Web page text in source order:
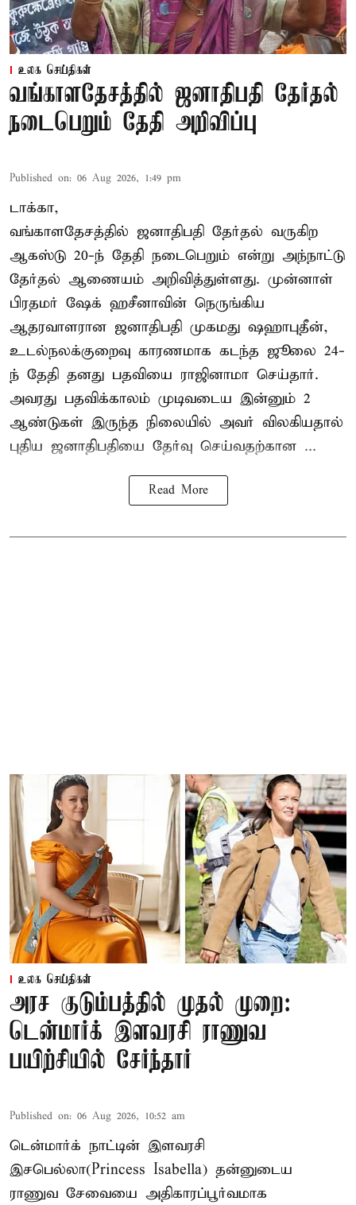
உலக செய்திகள்
வங்காளதேசத்தில் ஜனாதிபதி தேர்தல்
நடைபெறும் தேதி அறிவிப்பு
Published on: 06 Aug 2026, 1:49 pm
டாக்கா,
வங்காளதேசத்தில் ஜனாதிபதி தேர்தல் வருகிற
ஆகஸ்டு 20-ந் தேதி நடைபெறும் என்று அந்நாட்டு
தேர்தல் ஆணையம் அறிவித்துள்ளது. முன்னாள்
பிரதமர் ஷேக் ஹசீனாவின் நெருங்கிய
ஆதரவாளரான ஜனாதிபதி முகமது ஷஹாபுதீன்,
உடல்நலக்குறைவு காரணமாக கடந்த ஜூலை 24-
ந் தேதி தனது பதவியை ராஜினாமா செய்தார்.
அவரது பதவிக்காலம் முடிவடைய இன்னும் 2
ஆண்டுகள் இருந்த நிலையில் அவர் விலகியதால்
புதிய ஜனாதிபதியை தேர்வு செய்வதற்கான ...
Read More
உலக செய்திகள்
அரச குடும்பத்தில் முதல் முறை:
டென்மார்க் இளவரசி ராணுவ
பயிற்சியில் சேர்ந்தார்
Published on: 06 Aug 2026, 10:52 am
டென்மார்க் நாட்டின் இளவரசி
இசபெல்லா(Princess Isabella) தன்னுடைய
ராணுவ சேவையை அதிகாரப்பூர்வமாக